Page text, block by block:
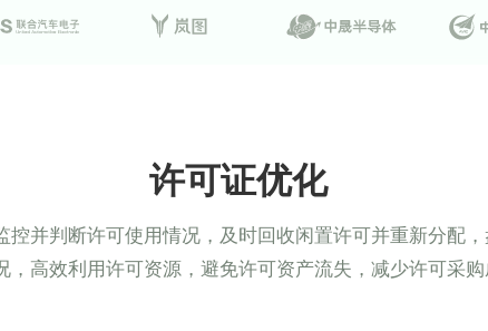
许可证优化
控并判断许可使用情况，及时回收闲置许可并重新分配
，高效利用许可资源，避免许可资产流失，减少许可采